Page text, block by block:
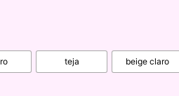
teja beige claro